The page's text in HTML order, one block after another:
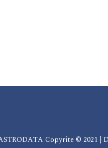
Copyrite © 2021 |